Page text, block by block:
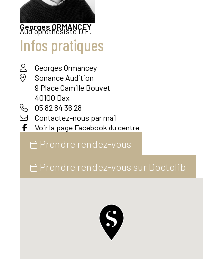
Georges ORMANCEY
Audioprothésiste D.E.
Infos pratiques
Georges Ormancey
Sonance Audition
9 Place Camille Bouvet
40100 Dax
05 82 84 36 28
Contactez-nous par mail
Voir la page Facebook du centre
Prendre rendez-vous
Prendre rendez-vous sur Doctolib